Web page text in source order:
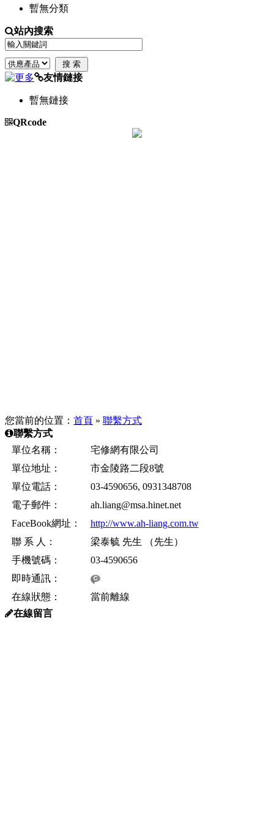
暫無分類
站內搜索
友情鏈接
暫無鏈接
QRcode
您當前的位置： 首頁 » 聯繫方式
聯繫方式
單位名稱：
宅修網有限公司
單位地址：
市金陵路二段8號
單位電話：
03-4590656, 0931348708
電子郵件：
ah.liang@msa.hinet.net
FaceBook網址：
http://www.ah-liang.com.tw
聯 系 人：
梁泰毓 先生 （先生）
手機號碼：
03-4590656
即時通訊：
在線狀態：
當前離線
在線留言